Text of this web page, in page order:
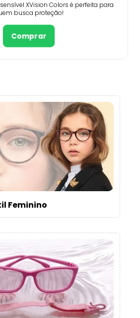
XVision Colors é perfeita para
busca proteção!
Comprar
Feminino